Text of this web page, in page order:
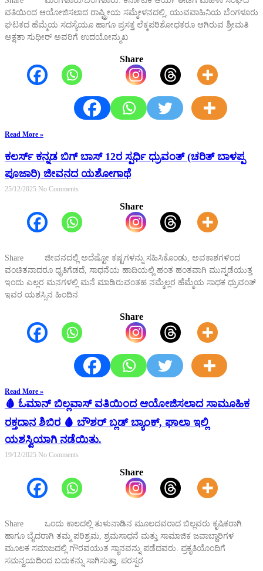
ವತಿಯಿಂದ ಆಯೋಜಿಸಲಾದ ರಾಷ್ಟ್ರೀಯ ಸಮ್ಮೇಳನದಲ್ಲಿ, ಯುವವಾಹಿನಿಯ ಬೆಂಗಳೂರು
ಘಟಕದ ಹೆಮ್ಮೆಯ ಸದಸ್ಯೆಯೂ ಹಾಗೂ ಪ್ರಸಕ್ತ ಲೆಕ್ಕಪರಿಶೋಧಕರೂ ಆಗಿರುವ ಶ್ರೀಮತಿ
ಅಕ್ಷತಾ ಸುಧೀರ್ ಅವರಿಗೆ ಉದಯೋನ್ಮುಖ
Share
Read More »
ಕಲರ್ಸ್ ಕನ್ನಡ ಬಿಗ್ ಬಾಸ್ 12ರ ಸ್ಪರ್ಧಿ ಧ್ರುವಂತ್ (ಚರಿತ್ ಬಾಳಪ್ಪ
ಪೂಜಾರಿ) ಜೀವನದ ಯಶೋಗಾಥೆ
25/12/2025 No Comments
Share
Share ಜೀವನದಲ್ಲಿ ಅದೆಷ್ಟೋ ಕಷ್ಟಗಳನ್ನು ಸಹಿಸಿಕೊಂಡು, ಅವಕಾಶಗಳಿಂದ
ವಂಚಿತನಾದರೂ ಧೃತಿಗೆಡದೆ, ಸಾಧನೆಯ ಹಾದಿಯಲ್ಲಿ ಹಂತ ಹಂತವಾಗಿ ಮುನ್ನಡೆಯುತ್ತ
ಇಂದು ಎಲ್ಲರ ಮನಗಳಲ್ಲಿ ಮನೆ ಮಾಡಿರುವಂತಹ ನಮ್ಮೆಲ್ಲರ ಹೆಮ್ಮೆಯ ಸಾಧಕ ಧ್ರುವಂತ್
ಇವರ ಯಶಸ್ಸಿನ ಹಿಂದಿನ
Share
Read More »
🩸 ಓಮಾನ್ ಬಿಲ್ಲವಾಸ್ ವತಿಯಿಂದ ಆಯೋಜಿಸಲಾದ ಸಾಮೂಹಿಕ
ರಕ್ತದಾನ ಶಿಬಿರ 🩸 ಬೌಶರ್ ಬ್ಲಡ್ ಬ್ಯಾಂಕ್, ಘಾಲಾ ಇಲ್ಲಿ
ಯಶಸ್ವಿಯಾಗಿ ನಡೆಯಿತು.
19/12/2025 No Comments
Share
Share ಒಂದು ಕಾಲದಲ್ಲಿ ತುಳುನಾಡಿನ ಮೂಲದವರಾದ ಬಿಲ್ಲವರು ಕೃಷಿಕರಾಗಿ
ಹಾಗೂ ಬೈದರಾಗಿ ತಮ್ಮ ಪರಿಶ್ರಮ, ಶ್ರಮಸಾಧನೆ ಮತ್ತು ಸಾಮಾಜಿಕ ಜವಾಬ್ದಾರಿಗಳ
ಮೂಲಕ ಸಮಾಜದಲ್ಲಿ ಗೌರವಯುತ ಸ್ಥಾನವನ್ನು ಪಡೆದವರು. ಪ್ರಕೃತಿಯೊಂದಿಗೆ
ಸಮನ್ವಯದಿಂದ ಬದುಕನ್ನು ಸಾಗಿಸುತ್ತಾ, ಪರಸ್ಪರ